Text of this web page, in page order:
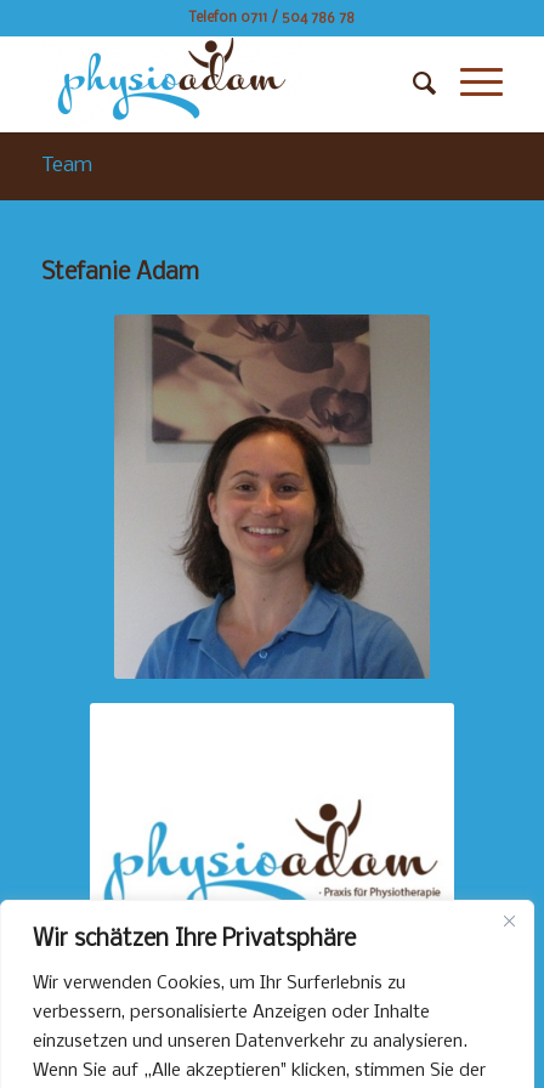
Wir schätzen Ihre Privatsphäre
Wir verwenden Cookies, um Ihr Surferlebnis zu
verbessern, personalisierte Anzeigen oder Inhalte
einzusetzen und unseren Datenverkehr zu analysieren.
Wenn Sie auf „Alle akzeptieren" klicken, stimmen Sie der
Telefon 0711 / 504 786 78
Team
Stefanie Adam